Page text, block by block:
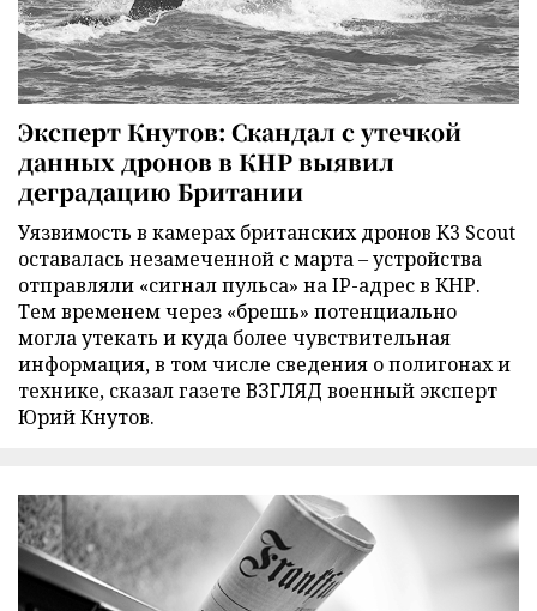
Эксперт Кнутов: Скандал с утечкой
данных дронов в КНР выявил
деградацию Британии
Уязвимость в камерах британских дронов K3 Scout
оставалась незамеченной с марта – устройства
отправляли «сигнал пульса» на IP-адрес в КНР.
Тем временем через «брешь» потенциально
могла утекать и куда более чувствительная
информация, в том числе сведения о полигонах и
технике, сказал газете ВЗГЛЯД военный эксперт
Юрий Кнутов.